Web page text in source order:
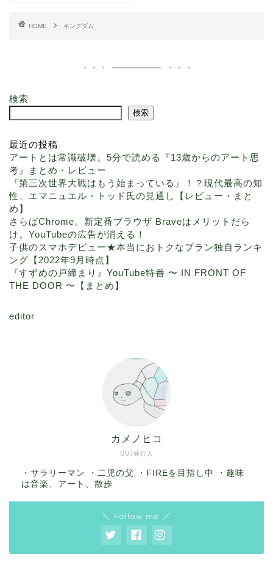
HOME キングダム
検索
検索
最近の投稿
アートとは常識破壊。5分で読める『13歳からのアート思
考』まとめ・レビュー
『第三次世界大戦はもう始まっている』！？現代最高の知
性、エマニュエル・トッド氏の見通し【レビュー・まと
め】
さらばChrome。新定番ブラウザ Braveはメリットだら
け。YouTubeの広告が消える！
子供のスマホデビュー★本当におトクなプラン独自ランキ
ング【2022年9月時点】
『すずめの戸締まり』YouTube特番 〜 IN FRONT OF
THE DOOR 〜【まとめ】
editor
UUJ発行人
カメノヒコ
・サラリーマン ・二児の父 ・FIREを目指し中 ・趣味
は音楽、アート、散歩
＼ Follow me ／